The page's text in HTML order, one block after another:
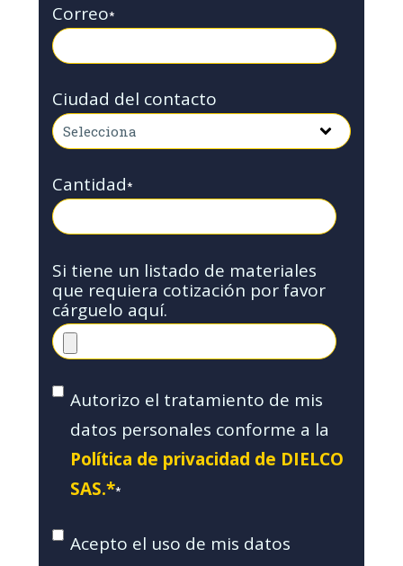
Correo*
Ciudad del contacto
Cantidad*
Si tiene un listado de materiales
que requiera cotización por favor
cárguelo aquí.
Autorizo el tratamiento de mis
datos personales conforme a la
Política de privacidad de DIELCO
SAS.**
Acepto el uso de mis datos